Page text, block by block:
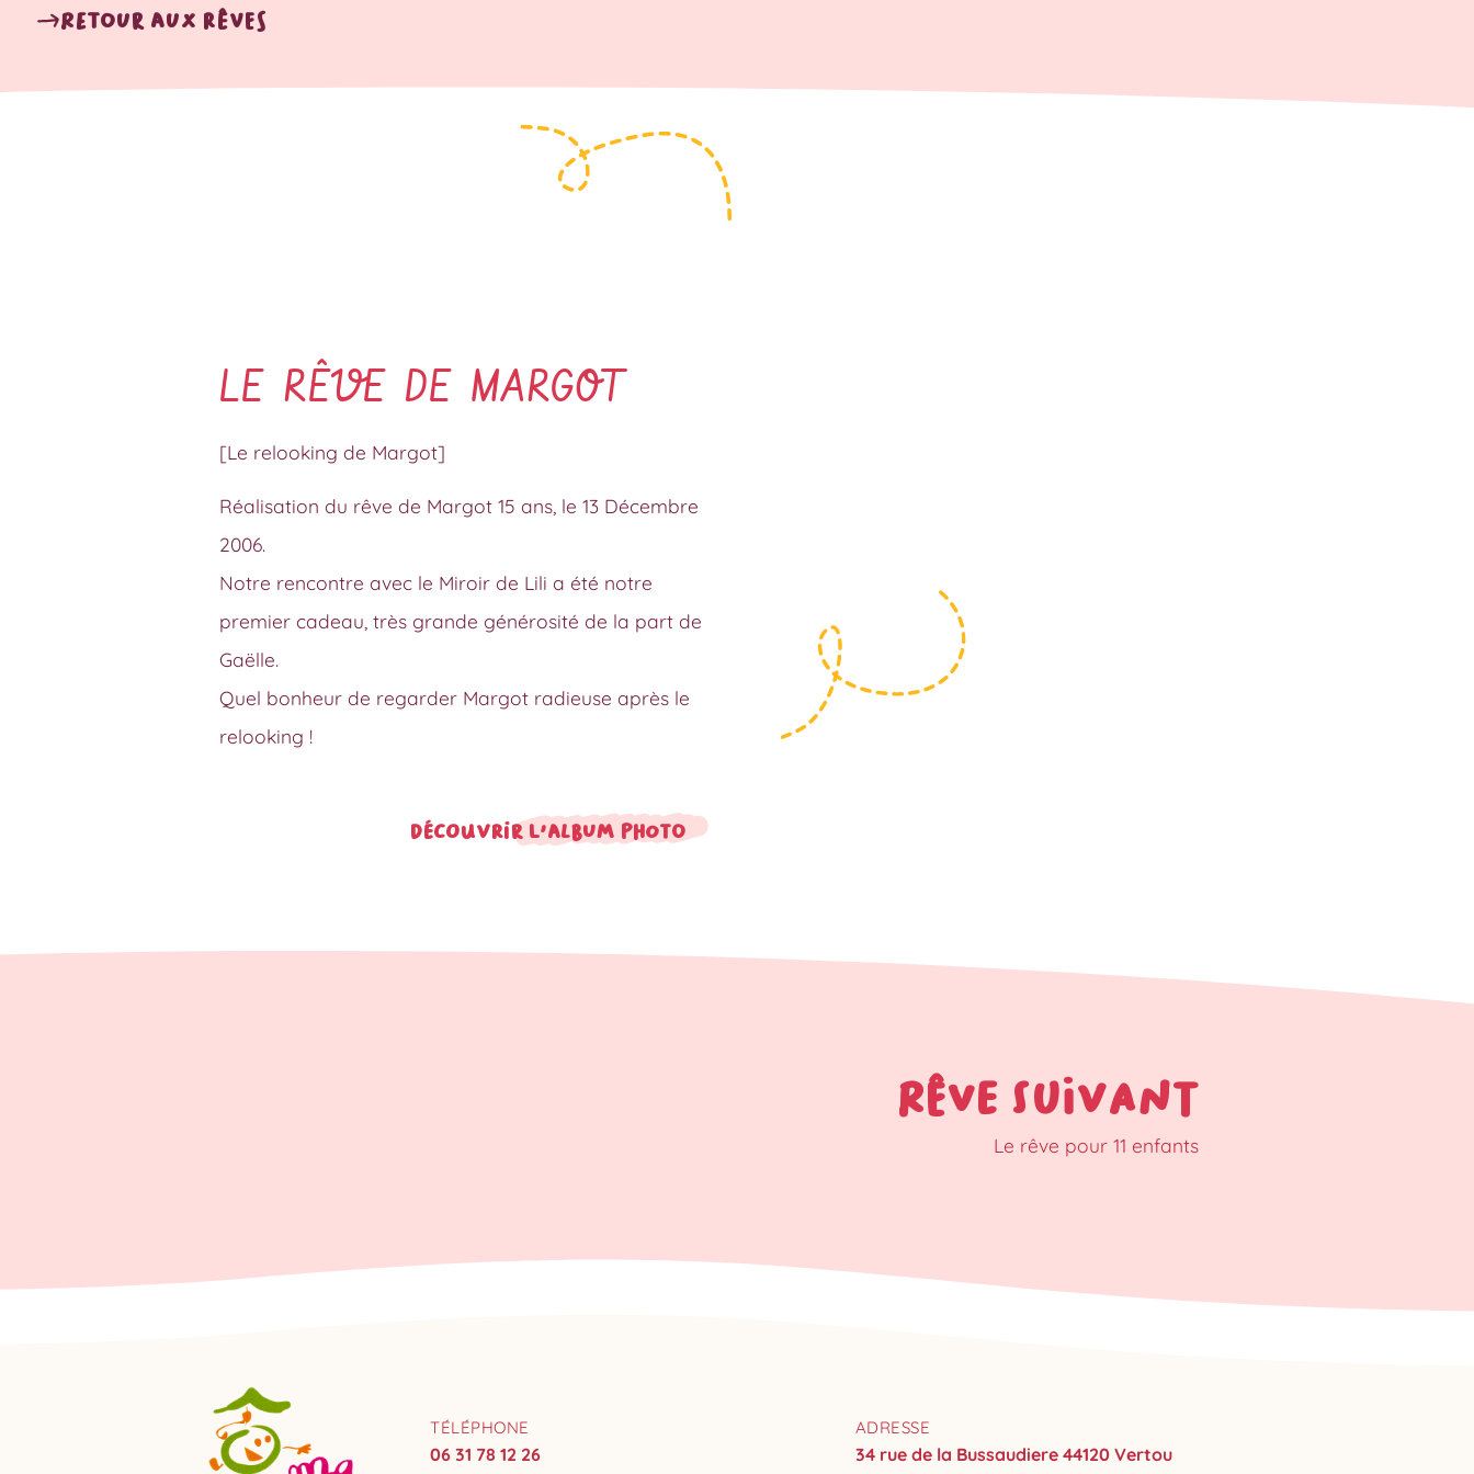
Retour aux rêves
LE RÊVE DE MARGOT
[Le relooking de Margot]
Réalisation du rêve de Margot 15 ans, le 13 Décembre
2006.
Notre rencontre avec le Miroir de Lili a été notre
premier cadeau, très grande générosité de la part de
Gaëlle.
Quel bonheur de regarder Margot radieuse après le
relooking !
Découvrir l'album photo
RÊVE SUIVANT
Le rêve pour 11 enfants
TÉLÉPHONE
06 31 78 12 26
ADRESSE
34 rue de la Bussaudiere 44120 Vertou